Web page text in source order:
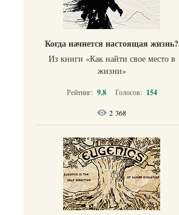
Когда начнется настоящая жизнь?
Из книги «Как найти свое место в
жизни​»
Рейтинг: 9.8 Голосов: 154
2 368